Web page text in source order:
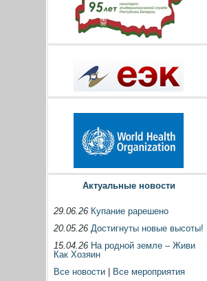
Актуальные новости
29.06.26 Купание рарешено
20.05.26Достигнуты новые высоты!
15.04.26 На родной земле – Живи
Как Хозяин
Все новости
Все мероприятия